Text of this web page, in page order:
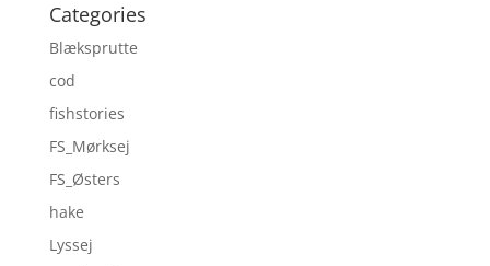
Categories
Blæksprutte
cod
fishstories
FS_Mørksej
FS_Østers
hake
Lyssej